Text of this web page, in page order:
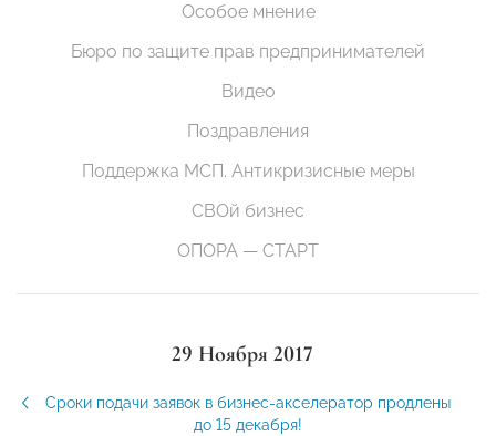
Особое мнение
Бюро по защите прав предпринимателей
Видео
Поздравления
Поддержка МСП. Антикризисные меры
СВОй бизнес
ОПОРА — СТАРТ
29 Ноября 2017
Сроки подачи заявок в бизнес-акселератор продлены
до 15 декабря!